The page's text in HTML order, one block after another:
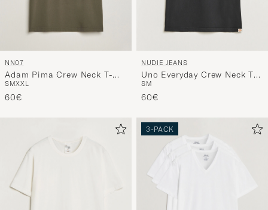
NN07
Adam Pima Crew Neck T-
Shirt Capers Green
SMXXL
60€
NUDIE JEANS
Uno Everyday Crew Neck T-
Shirt Black
SM
60€
3-PACK